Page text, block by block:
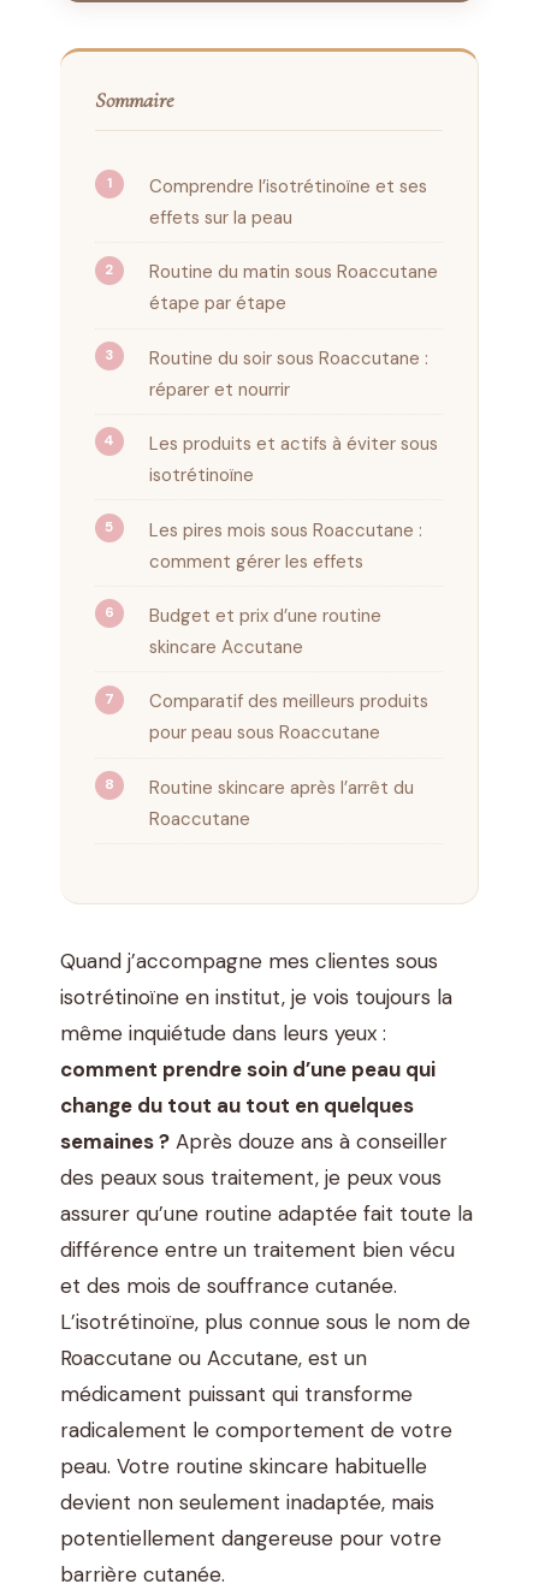
Sommaire
Comprendre l’isotrétinoïne et ses
effets sur la peau
Routine du matin sous Roaccutane
étape par étape
Routine du soir sous Roaccutane :
réparer et nourrir
Les produits et actifs à éviter sous
isotrétinoïne
Les pires mois sous Roaccutane :
comment gérer les effets
Budget et prix d’une routine
skincare Accutane
Comparatif des meilleurs produits
pour peau sous Roaccutane
Routine skincare après l’arrêt du
Roaccutane
Quand j’accompagne mes clientes sous
isotrétinoïne en institut, je vois toujours la
même inquiétude dans leurs yeux :
comment prendre soin d’une peau qui
change du tout au tout en quelques
semaines ? Après douze ans à conseiller
des peaux sous traitement, je peux vous
assurer qu’une routine adaptée fait toute la
différence entre un traitement bien vécu
et des mois de souffrance cutanée.
L’isotrétinoïne, plus connue sous le nom de
Roaccutane ou Accutane, est un
médicament puissant qui transforme
radicalement le comportement de votre
peau. Votre routine skincare habituelle
devient non seulement inadaptée, mais
potentiellement dangereuse pour votre
barrière cutanée.